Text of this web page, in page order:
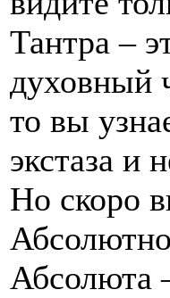
Тантра –
духовный
то вы
экстаза и
Но скоро
Абсолюта